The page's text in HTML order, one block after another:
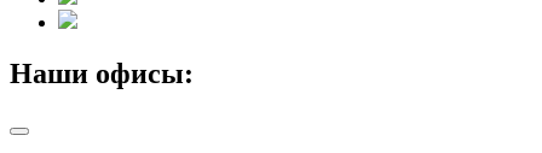
Наши офисы: